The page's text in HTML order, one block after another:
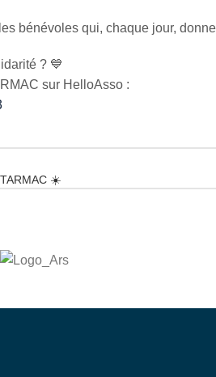
bénévoles qui, chaque jour,
? 💙
sur HelloAsso :
☀️